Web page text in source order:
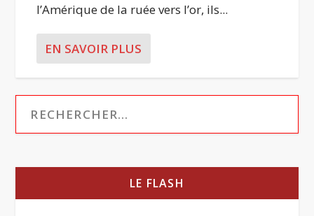
l’Amérique de la ruée vers l’or, ils...
EN SAVOIR PLUS
LE FLASH